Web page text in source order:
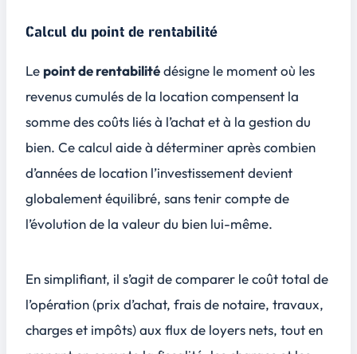
Calcul du point de rentabilité
Le point de rentabilitédésigne le moment où les
revenus cumulés de la location compensent la
somme des coûts liés à l’achat et à la gestion du
bien. Ce calcul aide à déterminer après combien
d’années de location l’investissement devient
globalement équilibré, sans tenir compte de
l’évolution de la valeur du bien lui-même.
En simplifiant, il s’agit de comparer le coût total de
l’opération (prix d’achat, frais de notaire, travaux,
charges et impôts) aux flux de loyers nets, tout en